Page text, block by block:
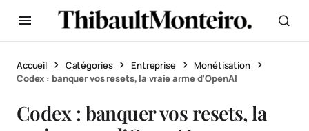
Accueil Catégories Entreprise
Monétisation
Codex : banquer vos resets, la vraie arme d’OpenAI
Codex : banquer vos resets, la